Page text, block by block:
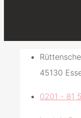
45130
0201 - 81